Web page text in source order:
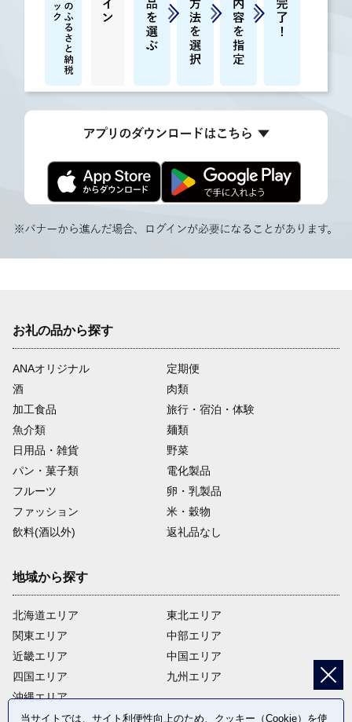
お礼の品から探す
ANAオリジナル
定期便
酒
肉類
加工食品
旅行・宿泊・体験
魚介類
麺類
日用品・雑貨
野菜
パン・菓子類
電化製品
フルーツ
卵・乳製品
ファッション
米・穀物
飲料(酒以外)
返礼品なし
地域から探す
北海道エリア
関東エリア
近畿エリア
四国エリア
沖縄エリア
東北エリア
中部エリア
中国エリア
九州エリア
当サイトでは、サイト利便性向上のため、クッキー（Cookie）を使